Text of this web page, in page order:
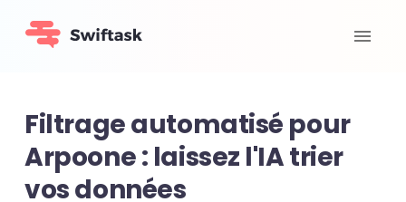
Filtrage automatisé pour
Arpoone : laissez l'IA trier
vos données